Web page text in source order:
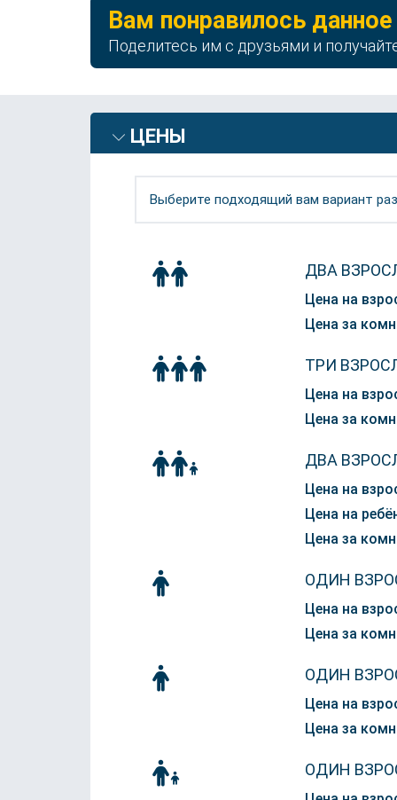
Вам понравилось
Поделитесь им с друзьями и
ЦЕНЫ
Выберите подходящий вам вариант
ДВА
Цена на
Цена за
ТРИ
Цена на
Цена за
ДВА
Цена на
Цена на
Цена за
ОДИН
Цена на
Цена за
ОДИН
Цена на
Цена за
ОДИН